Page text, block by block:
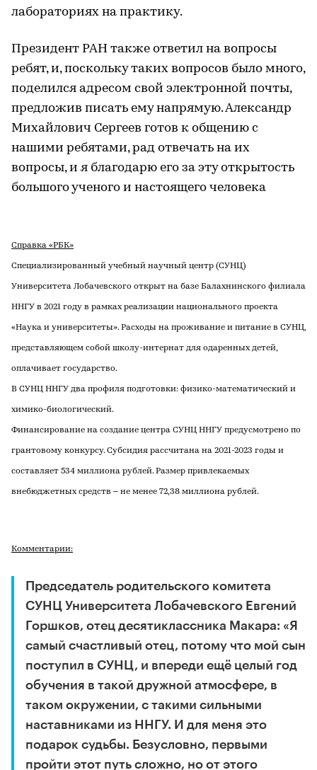
лабораториях на практику.
Президент РАН также ответил на вопросы
ребят, и, поскольку таких вопросов было много,
поделился адресом свой электронной почты,
предложив писать ему напрямую. Александр
Михайлович Сергеев готов к общению с
нашими ребятами, рад отвечать на их
вопросы, и я благодарю его за эту открытость
большого ученого и настоящего человека
Справка «РБК»
Специализированный учебный научный центр (СУНЦ)
Университета Лобачевского открыт на базе Балахнинского филиала
ННГУ в 2021 году в рамках реализации национального проекта
«Наука и университеты». Расходы на проживание и питание в СУНЦ,
представляющем собой школу-интернат для одаренных детей,
оплачивает государство.
В СУНЦ ННГУ два профиля подготовки: физико-математический и
химико-биологический.
Финансирование на создание центра СУНЦ ННГУ предусмотрено по
грантовому конкурсу. Субсидия рассчитана на 2021-2023 годы и
составляет 534 миллиона рублей. Размер привлекаемых
внебюджетных средств – не менее 72,38 миллиона рублей.
Комментарии:
Председатель родительского комитета
СУНЦ Университета Лобачевского Евгений
Горшков, отец десятиклассника Макара: «Я
самый счастливый отец, потому что мой сын
поступил в СУНЦ, и впереди ещё целый год
обучения в такой дружной атмосфере, в
таком окружении, с такими сильными
наставниками из ННГУ. И для меня это
подарок судьбы. Безусловно, первыми
пройти этот путь сложно, но от этого